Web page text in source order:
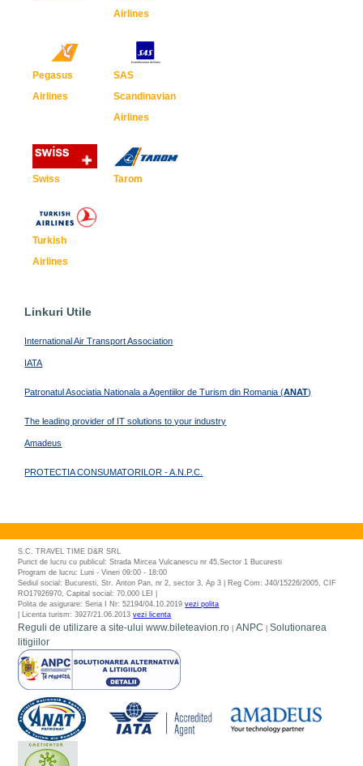
Airlines
Pegasus
Airlines
SAS
Scandinavian
Airlines
Swiss Tarom
Turkish
Airlines
Linkuri Utile
International Air Transport Association
IATA
Patronatul Asociatia Nationala a Agentiilor de Turism din Romania (ANAT)
The leading provider of IT solutions to your industry
Amadeus
PROTECTIA CONSUMATORILOR - A.N.P.C.
S.C. TRAVEL TIME D&R SRL
Punct de lucru cu publicul: Strada Mircea Vulcanescu nr 45,Sector 1 Bucuresti
Program de lucru: Luni - Vineri 09:00 - 18:00
Sediul social: Bucuresti, Str. Anton Pan, nr 2, sector 3, Ap 3 | Reg Com: J40/15226/2005, CIF
RO17926970, Capital social: 70.000 LEI |
Polita de asigurare: Seria I Nr: 52194/04.10.2019vezi polita
| Licenta turism: 3927/21.06.2013vezi licenta
Reguli de utilizare a site-ului www.bileteavion.ro |ANPC |Solutionarea
litigiilor